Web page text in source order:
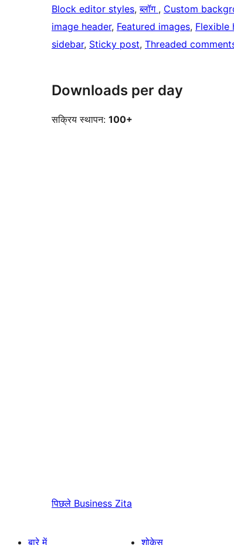
Block editor styles, ब्लॉग , Custom
image header, Featured images, Flexible
sidebar, Sticky post, Threaded
Downloads per day
सक्रिय स्थापन: 100+
पिछले Business Zita
बारे में शोकेस